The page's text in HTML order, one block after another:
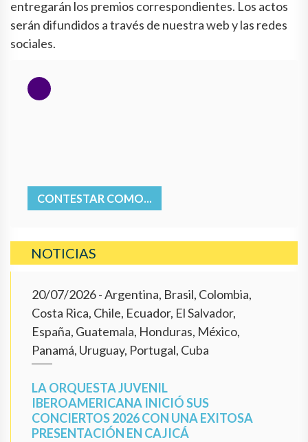
entregarán los premios correspondientes. Los actos
serán difundidos a través de nuestra web y las redes
sociales.
CONTESTAR COMO...
NOTICIAS
20/07/2026- Argentina, Brasil, Colombia,
Costa Rica, Chile, Ecuador, El Salvador,
España, Guatemala, Honduras, México,
Panamá, Uruguay, Portugal, Cuba
LA ORQUESTA JUVENIL
IBEROAMERICANA INICIÓ SUS
CONCIERTOS 2026 CON UNA EXITOSA
PRESENTACIÓN EN CAJICÁ